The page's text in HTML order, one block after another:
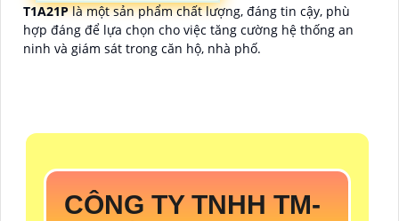
T1A21Plà một sản phẩm chất lượng, đáng tin cậy, phù
hợp đáng để lựa chọn cho việc tăng cường hệ thống an
ninh và giám sát trong căn hộ, nhà phố.
CÔNG TY TNHH TM-